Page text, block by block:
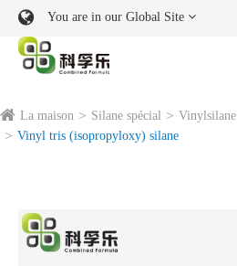
You are in our Global Site
La maison Silane spécial
Vinylsilane
Vinyl tris (isopropyloxy) silane